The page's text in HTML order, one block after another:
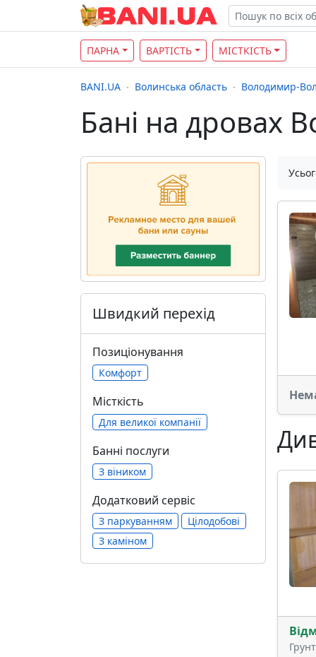
ПАРНА ВАРТІСТЬ МІСТКІСТЬ
BANI.UA Волинська область Володимир-
Бані на дровах
Швидкий перехід
Позиціонування
Комфорт
Місткість
Для великої компанії
Банні послуги
З віником
Додатковий сервіс
З паркуванням
Цілодобові
З каміном